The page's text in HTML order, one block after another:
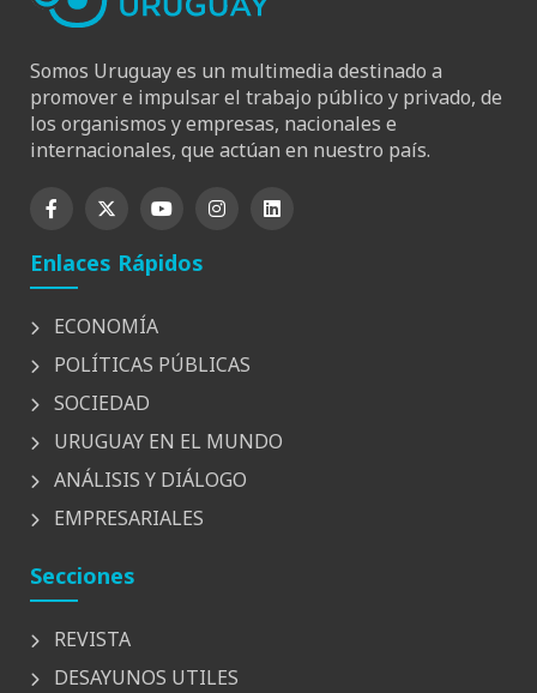
Somos Uruguay es un multimedia destinado a
promover e impulsar el trabajo público y privado, de
los organismos y empresas, nacionales e
internacionales, que actúan en nuestro país.
Enlaces Rápidos
ECONOMÍA
POLÍTICAS PÚBLICAS
SOCIEDAD
URUGUAY EN EL MUNDO
ANÁLISIS Y DIÁLOGO
EMPRESARIALES
Secciones
REVISTA
DESAYUNOS UTILES